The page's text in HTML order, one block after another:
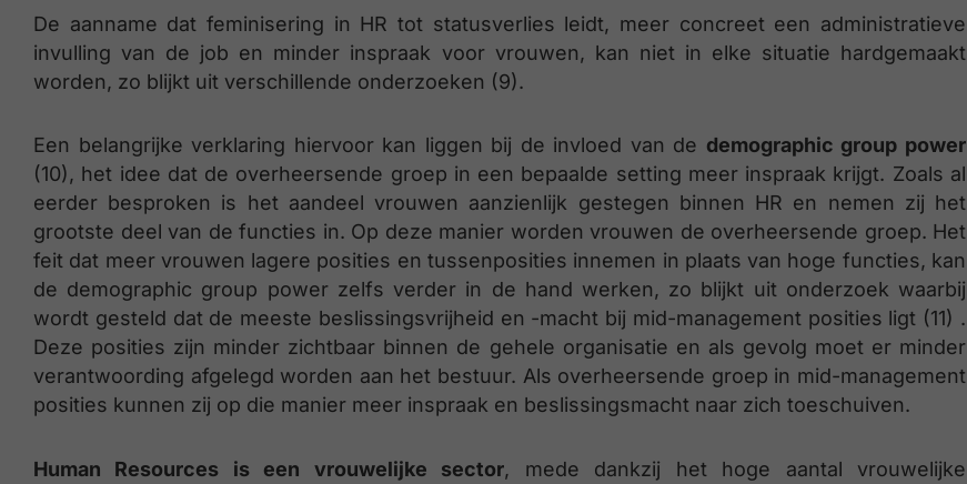
De aanname dat feminisering in HR tot statusverlies leidt, meer concreet een administratieve
invulling van de job en minder inspraak voor vrouwen, kan niet in elke situatie hardgemaakt
worden, zo blijkt uit verschillende onderzoeken (9).
Een belangrijke verklaring hiervoor kan liggen bij de invloed van de demographic group power
(10), het idee dat de overheersende groep in een bepaalde setting meer inspraak krijgt. Zoals al
eerder besproken is het aandeel vrouwen aanzienlijk gestegen binnen HR en nemen zij het
grootste deel van de functies in. Op deze manier worden vrouwen de overheersende groep. Het
feit dat meer vrouwen lagere posities en tussenposities innemen in plaats van hoge functies, kan
de demographic group power zelfs verder in de hand werken, zo blijkt uit onderzoek waarbij
wordt gesteld dat de meeste beslissingsvrijheid en -macht bij mid-management posities ligt (11) .
Deze posities zijn minder zichtbaar binnen de gehele organisatie en als gevolg moet er minder
verantwoording afgelegd worden aan het bestuur. Als overheersende groep in mid-management
posities kunnen zij op die manier meer inspraak en beslissingsmacht naar zich toeschuiven.
Human Resources is een vrouwelijke sector, mede dankzij het hoge aantal vrouwelijke